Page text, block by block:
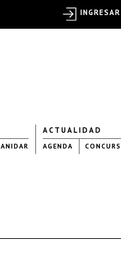
ANIDAR
ACTUALIDAD
AGENDA